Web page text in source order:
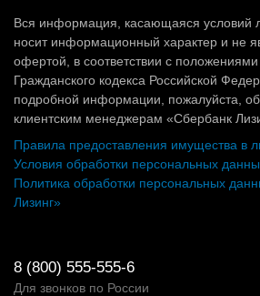
Вся информация, касающаяся условий
носит информационный характер и не
офертой, в соответствии с положениями
Гражданского кодекса Российской
подробной информации, пожалуйста,
клиентским менеджерам «Сбербанк
Правила предоставления имущества в
Условия обработки персональных
Политика обработки персональных
Лизинг»
8 (800) 555-555-6
Для звонков по России